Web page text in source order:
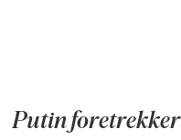
Putin foretrekker